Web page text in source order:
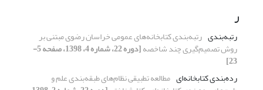
ر
رتبه‌بندی رتبه‌بندی کتابخانه‌های عمومی خراسان رضوی مبتنی بر
روش تصمیم‌گیری چند شاخصه [دوره 22، شماره 4، 1398، صفحه 5-
23]
رده‌بندی کتابخانه‌ای مطالعه تطبیقی نظام‌های طبقه‌بندی علم و